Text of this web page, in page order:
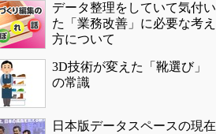
データ整理をしていて気付い
た「業務改善」に必要な考え
方について
3D技術が変えた「靴選び」
の常識
日本版データスペースの現在